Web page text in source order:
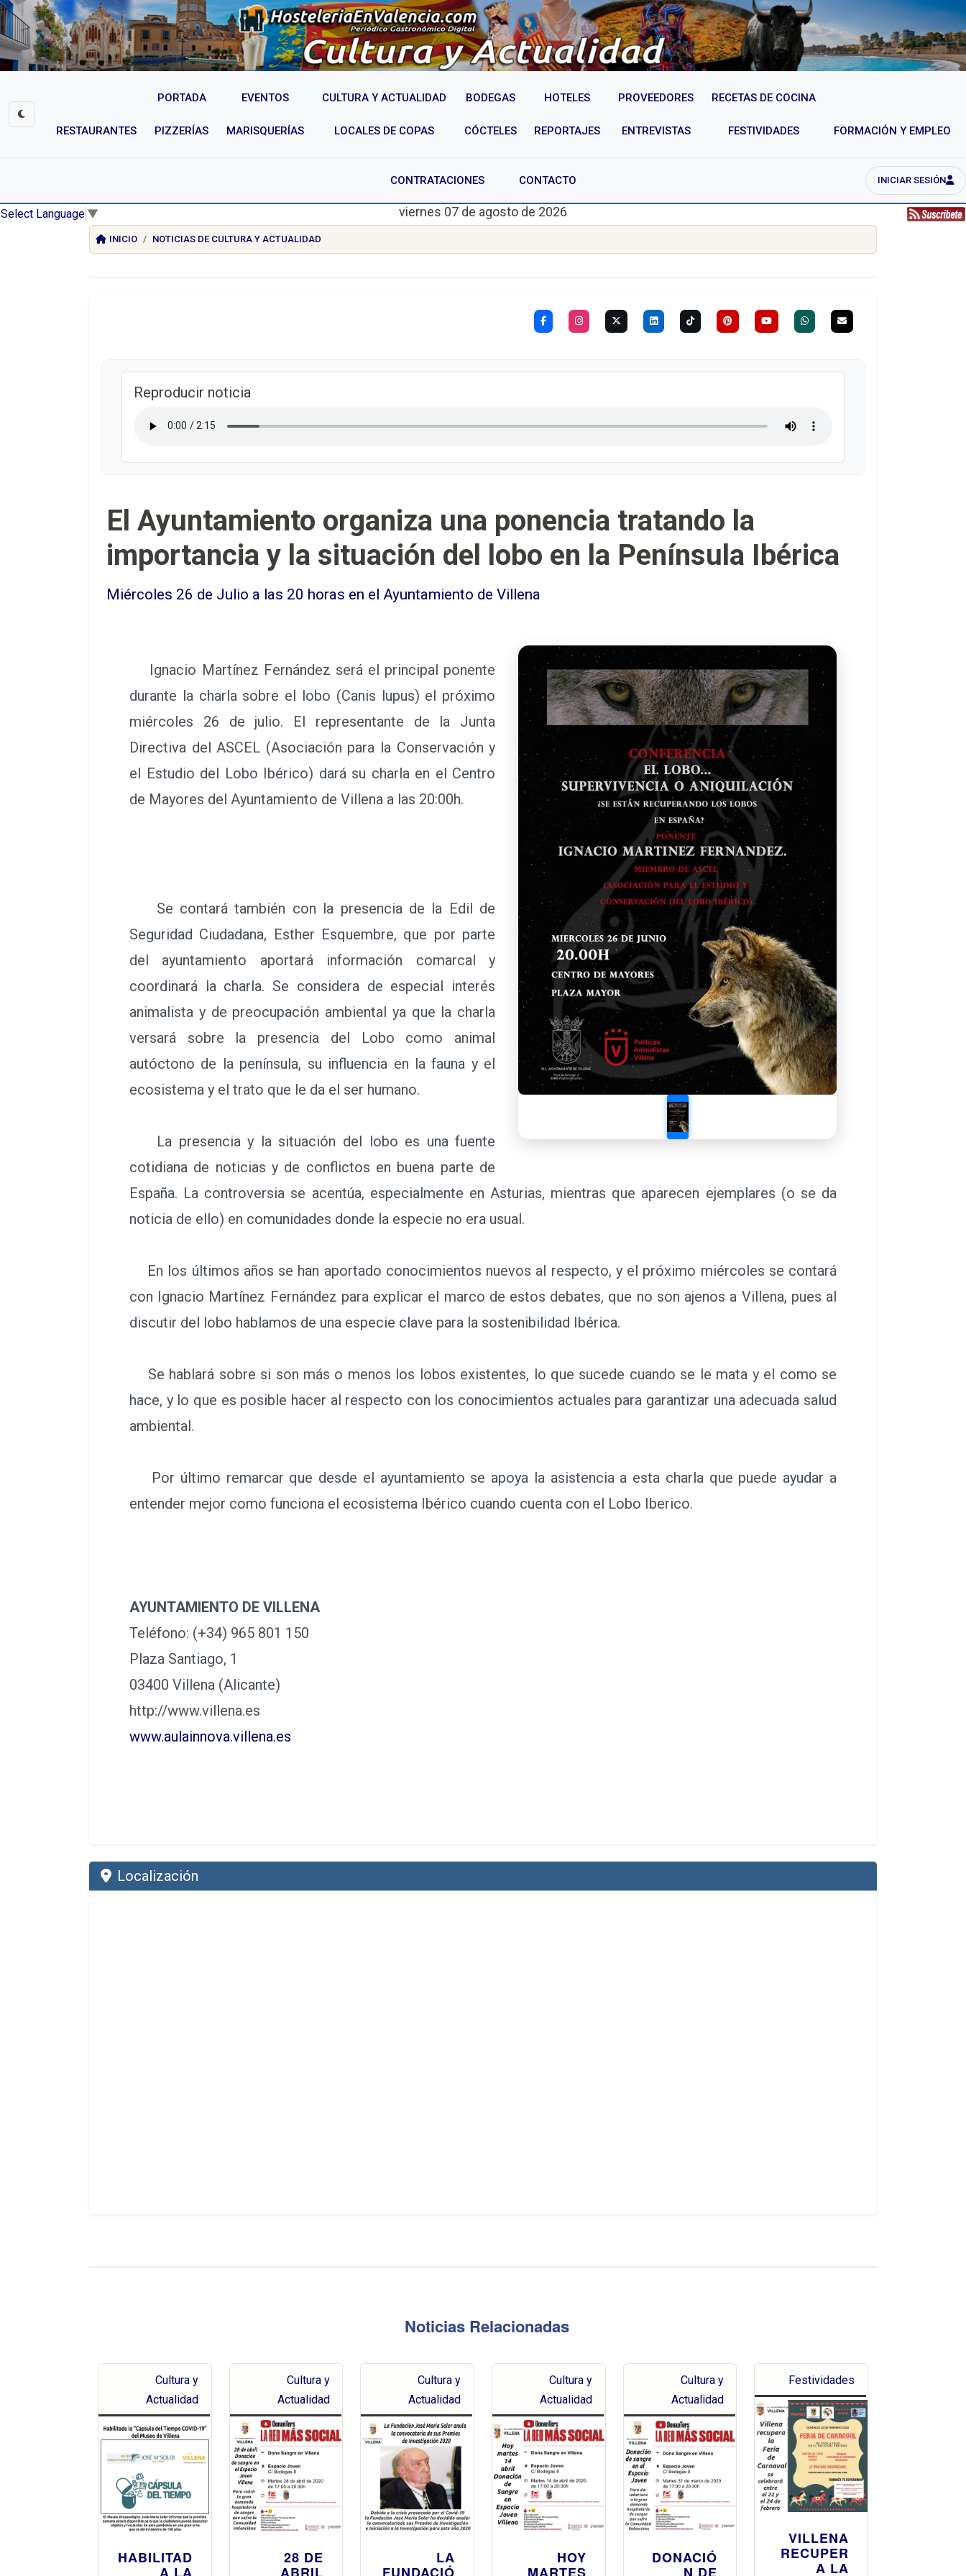
PORTADA EVENTOS CULTURA Y ACTUALIDAD BODEGAS HOTELES PROVEEDORES RECETAS DE COCINA
RESTAURANTES PIZZERÍAS MARISQUERÍAS LOCALES DE COPAS CÓCTELES REPORTAJES ENTREVISTAS FESTIVIDADES FORMACIÓN Y EMPLEO
CONTRATACIONES CONTACTO INICIAR SESIÓN
Select Language ▼ viernes 07 de agosto de 2026
INICIO NOTICIAS DE CULTURA Y ACTUALIDAD
Reproducir noticia
El Ayuntamiento organiza una ponencia tratando la
importancia y la situación del lobo en la Península Ibérica
Miércoles 26 de Julio a las 20 horas en el Ayuntamiento de Villena
Ignacio Martínez Fernández será el principal ponente
durante la charla sobre el lobo (Canis lupus) el próximo
miércoles 26 de julio. El representante de la Junta
Directiva del ASCEL (Asociación para la Conservación y
el Estudio del Lobo Ibérico) dará su charla en el Centro
de Mayores del Ayuntamiento de Villena a las 20:00h.
Se contará también con la presencia de la Edil de
Seguridad Ciudadana, Esther Esquembre, que por parte
del ayuntamiento aportará información comarcal y
coordinará la charla. Se considera de especial interés
animalista y de preocupación ambiental ya que la charla
versará sobre la presencia del Lobo como animal
autóctono de la península, su influencia en la fauna y el
ecosistema y el trato que le da el ser humano.
La presencia y la situación del lobo es una fuente
cotidiana de noticias y de conflictos en buena parte de
España. La controversia se acentúa, especialmente en Asturias, mientras que aparecen ejemplares (o se da
noticia de ello) en comunidades donde la especie no era usual.
En los últimos años se han aportado conocimientos nuevos al respecto, y el próximo miércoles se contará
con Ignacio Martínez Fernández para explicar el marco de estos debates, que no son ajenos a Villena, pues al
discutir del lobo hablamos de una especie clave para la sostenibilidad Ibérica.
Se hablará sobre si son más o menos los lobos existentes, lo que sucede cuando se le mata y el como se
hace, y lo que es posible hacer al respecto con los conocimientos actuales para garantizar una adecuada salud
ambiental.
Por último remarcar que desde el ayuntamiento se apoya la asistencia a esta charla que puede ayudar a
entender mejor como funciona el ecosistema Ibérico cuando cuenta con el Lobo Iberico.
AYUNTAMIENTO DE VILLENA
Teléfono: (+34) 965 801 150
Plaza Santiago, 1
03400 Villena (Alicante)
http://www.villena.es
www.aulainnova.villena.es
Localización
Noticias Relacionadas
Cultura y
Actualidad
HABILITAD
Cultura y
Actualidad
28 DE
Cultura y
Actualidad
LA
Cultura y
Actualidad
HOY
Cultura y
Actualidad
DONACIÓ
Festividades
VILLENA
RECUPER
A LA